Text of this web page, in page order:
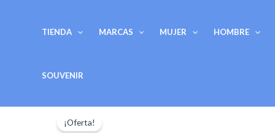
TIENDA MARCAS MUJER HOMBRE
SOUVENIR
¡Oferta!